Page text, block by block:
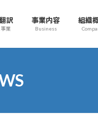
訳
業
事業内容
Business
組織